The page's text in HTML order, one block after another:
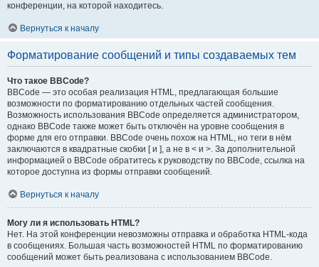
конференции, на которой находитесь.
Вернуться к началу
Форматирование сообщений и типы создаваемых тем
Что такое BBCode?
BBCode — это особая реализация HTML, предлагающая большие
возможности по форматированию отдельных частей сообщения.
Возможность использования BBCode определяется администратором,
однако BBCode также может быть отключён на уровне сообщения в
форме для его отправки. BBCode очень похож на HTML, но теги в нём
заключаются в квадратные скобки [ и ], а не в < и >. За дополнительной
информацией о BBCode обратитесь к руководству по BBCode, ссылка на
которое доступна из формы отправки сообщений.
Вернуться к началу
Могу ли я использовать HTML?
Нет. На этой конференции невозможны отправка и обработка HTML-кода
в сообщениях. Большая часть возможностей HTML по форматированию
сообщений может быть реализована с использованием BBCode.